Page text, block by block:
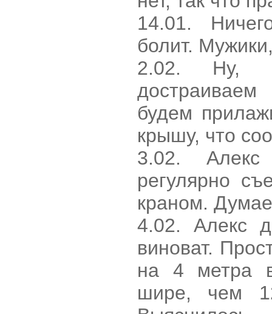
14.01.
болит.
2.02. Hу,
будем
крышу, что
3.02.
регулярно
краном.
4.02. Алекс
виноват.
на 4 метра
шире, чем